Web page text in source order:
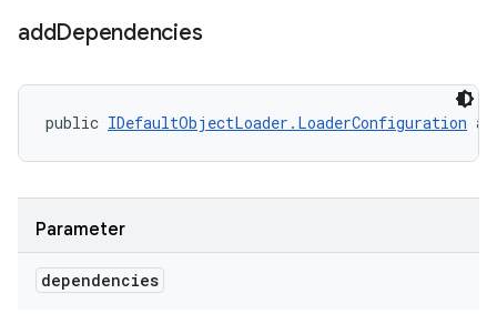
addDependencies
public IDefaultObjectLoader.LoaderConfiguration
Parameter
dependencies